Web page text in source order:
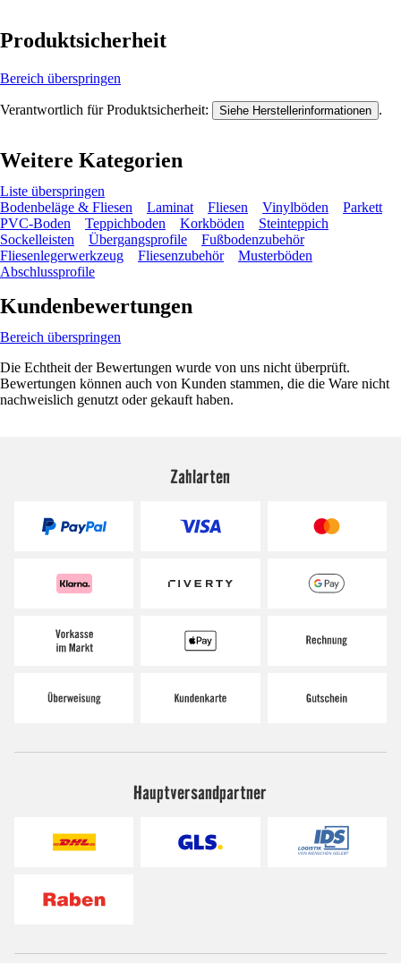
Produktsicherheit
Bereich überspringen
Verantwortlich für Produktsicherheit: Siehe Herstellerinformationen .
Weitere Kategorien
Liste überspringen
Bodenbeläge & Fliesen
Laminat Fliesen Vinylböden
Parkett
PVC-Boden
Teppichboden Korkböden
Steinteppich
Sockelleisten
Übergangsprofile
Fußbodenzubehör
Fliesenlegerwerkzeug
Fliesenzubehör
Musterböden
Abschlussprofile
Kundenbewertungen
Bereich überspringen
Die Echtheit der Bewertungen wurde von uns nicht überprüft.
Bewertungen können auch von Kunden stammen, die die Ware nicht
nachweislich genutzt oder gekauft haben.
Zahlarten
Hauptversandpartner